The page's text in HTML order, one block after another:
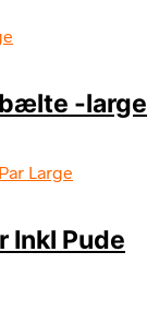
-large
Inkl Pude